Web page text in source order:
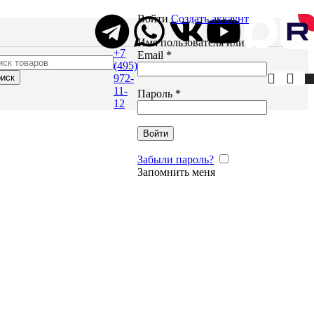
+7
(495)
972-
11-
12
Войти Создать аккаунт
Имя пользователя или
Email *
Пароль *
Войти
Забыли пароль?
Запомнить меня